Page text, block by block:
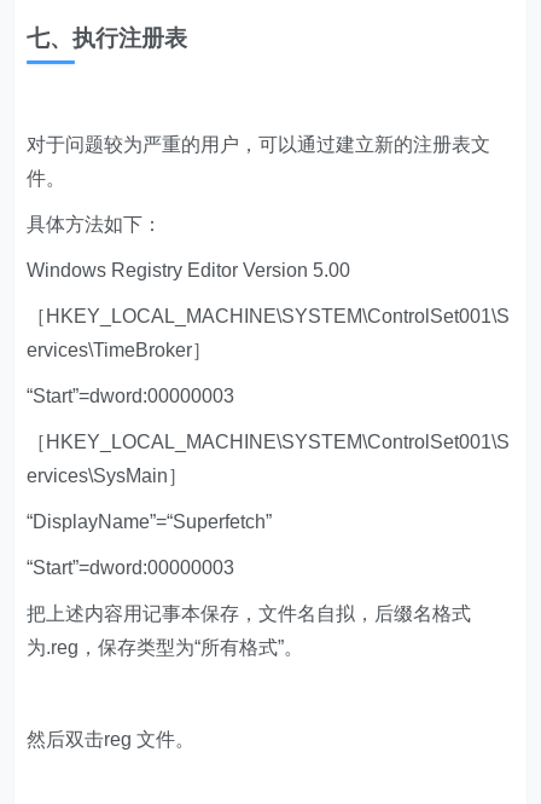
七、执行注册表
对于问题较为严重的用户，可以通过建立新的注册表文
件。
具体方法如下：
Windows Registry Editor Version 5.00
［HKEY_LOCAL_MACHINE\SYSTEM\ControlSet001\S
ervices\TimeBroker］
“Start”=dword:00000003
［HKEY_LOCAL_MACHINE\SYSTEM\ControlSet001\S
ervices\SysMain］
“DisplayName”=“Superfetch”
“Start”=dword:00000003
把上述内容用记事本保存，文件名自拟，后缀名格式
为.reg，保存类型为“所有格式”。
然后双击reg 文件。